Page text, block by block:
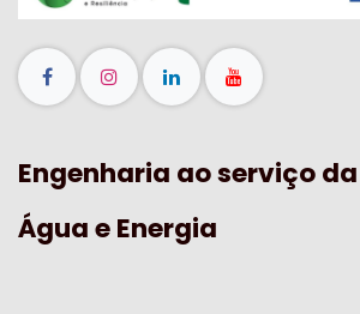
Engenharia ao serviço da
Água e Energia